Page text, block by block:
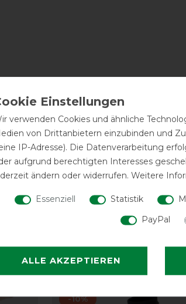
für dich
-10%
verwenden Cookies und ähnliche
von Drittanbietern einzubinden und
IP-Adresse). Die Datenverarbeitung
aufgrund berechtigten Interesses
ändern oder widerrufen. Weitere
Essenziell Statistik
PayPal
ALLE AKZEPTIEREN